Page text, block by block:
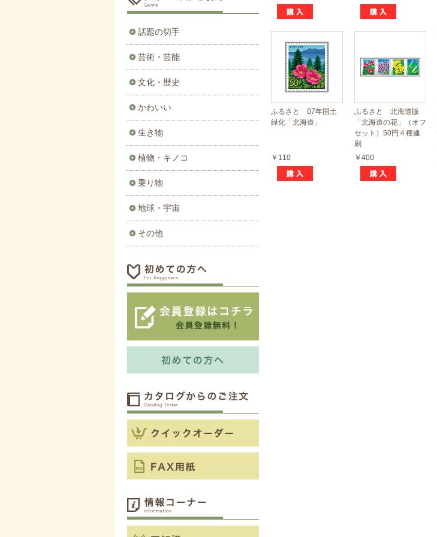
ふるさと 07年国土
緑化「北海道」
￥110
ふるさと 北海道版
「北海道の花」（オフ
セット）50円４種連
刷
￥400
話題の切手
芸術・芸能
文化・歴史
かわいい
生き物
植物・キノコ
乗り物
地球・宇宙
その他